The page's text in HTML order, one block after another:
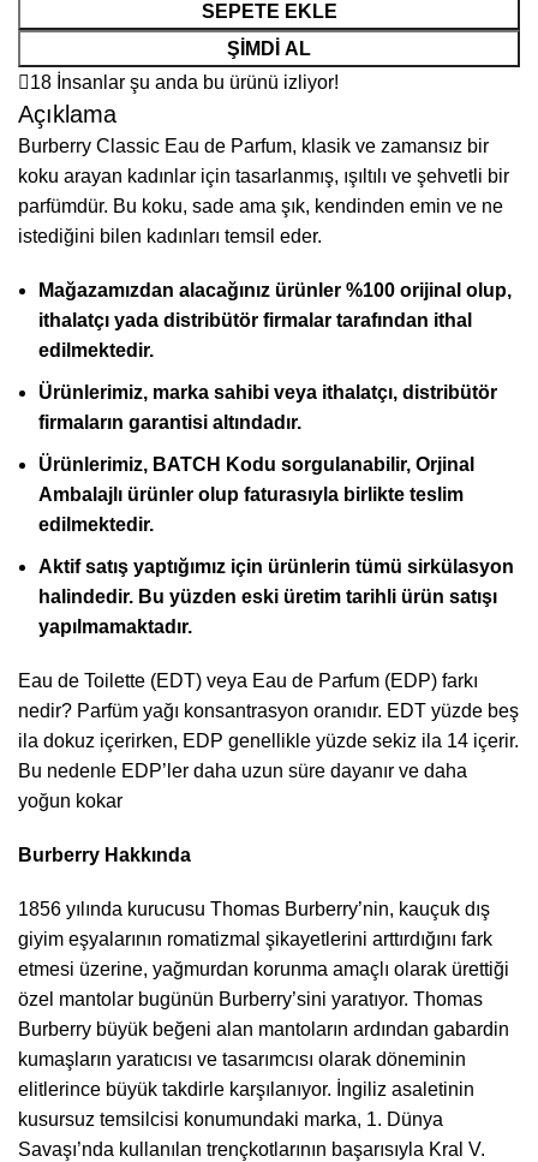
SEPETE EKLE
ŞIMDI AL
18 İnsanlar şu anda bu ürünü izliyor!
Açıklama
Burberry Classic Eau de Parfum, klasik ve zamansız bir
koku arayan kadınlar için tasarlanmış, ışıltılı ve şehvetli bir
parfümdür. Bu koku, sade ama şık, kendinden emin ve ne
istediğini bilen kadınları temsil eder.
Mağazamızdan alacağınız ürünler %100 orijinal olup,
ithalatçı yada distribütör firmalar tarafından ithal
edilmektedir.
Ürünlerimiz, marka sahibi veya ithalatçı, distribütör
firmaların garantisi altındadır.
Ürünlerimiz, BATCH Kodu sorgulanabilir, Orjinal
Ambalajlı ürünler olup faturasıyla birlikte teslim
edilmektedir.
Aktif satış yaptığımız için ürünlerin tümü sirkülasyon
halindedir. Bu yüzden eski üretim tarihli ürün satışı
yapılmamaktadır.
Eau de Toilette (EDT) veya Eau de Parfum (EDP) farkı
nedir? Parfüm yağı konsantrasyon oranıdır. EDT yüzde beş
ila dokuz içerirken, EDP genellikle yüzde sekiz ila 14 içerir.
Bu nedenle EDP’ler daha uzun süre dayanır ve daha
yoğun kokar
Burberry Hakkında
1856 yılında kurucusu Thomas Burberry’nin, kauçuk dış
giyim eşyalarının romatizmal şikayetlerini arttırdığını fark
etmesi üzerine, yağmurdan korunma amaçlı olarak ürettiği
özel mantolar bugünün Burberry’sini yaratıyor. Thomas
Burberry büyük beğeni alan mantoların ardından gabardin
kumaşların yaratıcısı ve tasarımcısı olarak döneminin
elitlerince büyük takdirle karşılanıyor. İngiliz asaletinin
kusursuz temsilcisi konumundaki marka, 1. Dünya
Savaşı’nda kullanılan trençkotlarının başarısıyla Kral V.